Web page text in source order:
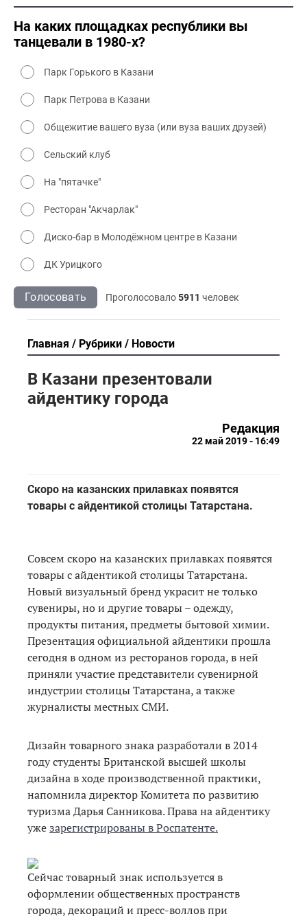
2000 культура
На каких площадках республики вы
танцевали в 1980-х?
Парк Горького в Казани
Парк Петрова в Казани
Общежитие вашего вуза (или вуза ваших друзей)
Сельский клуб
На "пятачке"
Ресторан "Акчарлак"
Диско-бар в Молодёжном центре в Казани
ДК Урицкого
Голосовать Проголосовало5911 человек
Главная Рубрики Новости
В Казани презентовали
айдентику города
Редакция
22 май 2019 - 16:49
Скоро на казанских прилавках появятся
товары с айдентикой столицы Татарстана.
Совсем скоро на казанских прилавках появятся
товары с айдентикой столицы Татарстана.
Новый визуальный бренд украсит не только
сувениры, но и другие товары – одежду,
продукты питания, предметы бытовой химии.
Презентация официальной айдентики прошла
сегодня в одном из ресторанов города, в ней
приняли участие представители сувенирной
индустрии столицы Татарстана, а также
журналисты местных СМИ.
Дизайн товарного знака разработали в 2014
году студенты Британской высшей школы
дизайна в ходе производственной практики,
напомнила директор Комитета по развитию
туризма Дарья Санникова. Права на айдентику
уже зарегистрированы в Роспатенте.
Сейчас товарный знак используется в
оформлении общественных пространств
города, декораций и пресс-воллов при